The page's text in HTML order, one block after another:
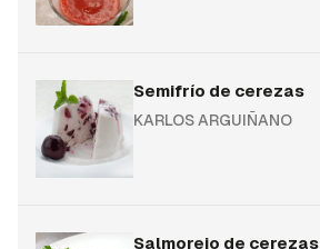
Semifrío de cerezas
KARLOS ARGUIÑANO
Salmorejo de cerezas